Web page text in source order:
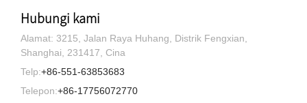
Hubungi kami
Alamat: 3215, Jalan Raya Huhang, Distrik Fengxian,
Shanghai, 231417, Cina
Telp:+86-551-63853683
Telepon:+86-17756072770